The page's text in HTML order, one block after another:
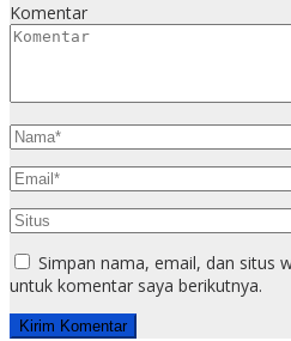
Komentar
Simpan nama, email, dan situs
untuk komentar saya berikutnya.